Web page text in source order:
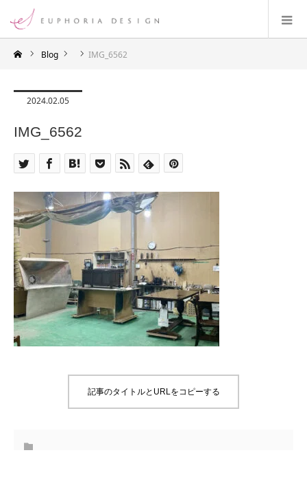
Blog IMG_6562
2024.02.05
IMG_6562
記事のタイトルとURLをコピーする